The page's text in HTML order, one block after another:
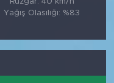
Yağış Olasılığı: %83